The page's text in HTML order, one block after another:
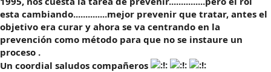
esta cambiando..............mejor prevenir que tratar, antes el
objetivo era curar y ahora se va centrando en la
prevención como método para que no se instaure un
proceso .
Un coordial saludos compañeros